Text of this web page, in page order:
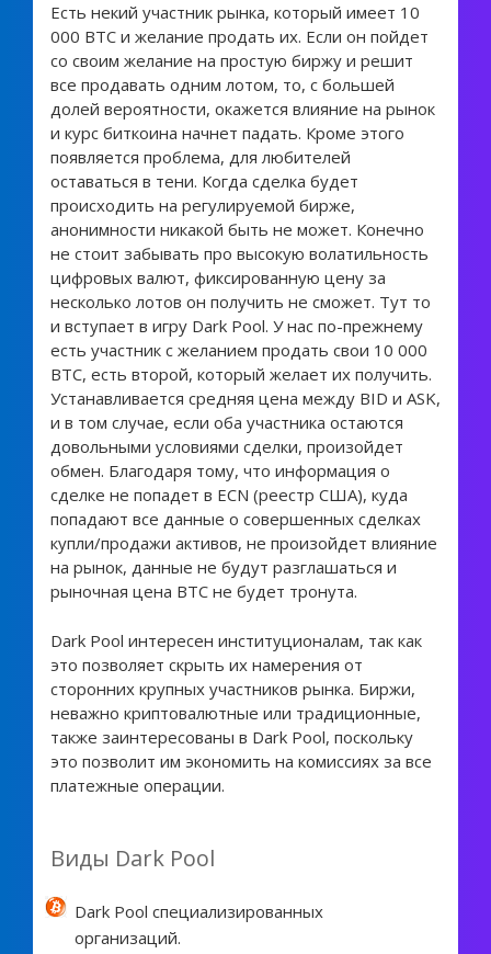
Есть некий участник рынка, который имеет 10
000 BTC и желание продать их. Если он пойдет
со своим желание на простую биржу и решит
все продавать одним лотом, то, с большей
долей вероятности, окажется влияние на рынок
и курс биткоина начнет падать. Кроме этого
появляется проблема, для любителей
оставаться в тени. Когда сделка будет
происходить на регулируемой бирже,
анонимности никакой быть не может. Конечно
не стоит забывать про высокую волатильность
цифровых валют, фиксированную цену за
несколько лотов он получить не сможет. Тут то
и вступает в игру Dark Pool. У нас по-прежнему
есть участник с желанием продать свои 10 000
BTC, есть второй, который желает их получить.
Устанавливается средняя цена между BID и ASK,
и в том случае, если оба участника остаются
довольными условиями сделки, произойдет
обмен. Благодаря тому, что информация о
сделке не попадет в ECN (реестр США), куда
попадают все данные о совершенных сделках
купли/продажи активов, не произойдет влияние
на рынок, данные не будут разглашаться и
рыночная цена BTC не будет тронута.
Dark Pool интересен институционалам, так как
это позволяет скрыть их намерения от
сторонних крупных участников рынка. Биржи,
неважно криптовалютные или традиционные,
также заинтересованы в Dark Pool, поскольку
это позволит им экономить на комиссиях за все
платежные операции.
Виды Dark Pool
Dark Pool специализированных
организаций.